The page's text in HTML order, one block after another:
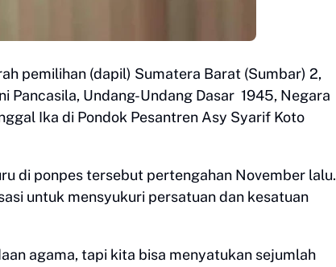
pemilihan (dapil) Sumatera Barat (Sumbar) 2,
Pancasila, Undang-Undang Dasar 1945, Negara
Ika di Pondok Pesantren Asy Syarif Koto
di ponpes tersebut pertengahan November lalu.
untuk mensyukuri persatuan dan kesatuan
agama, tapi kita bisa menyatukan sejumlah